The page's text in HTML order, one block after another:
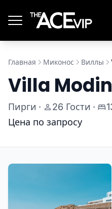
Главная Миконос Виллы
Villa
Пирги · 26 Гости ·
Цена по запросу